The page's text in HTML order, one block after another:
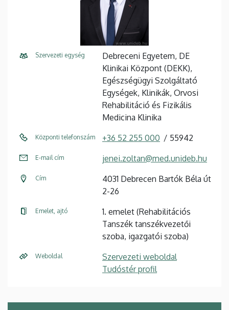
Szervezeti egység
Debreceni Egyetem, DE
Klinikai Központ (DEKK),
Egészségügyi Szolgáltató
Egységek, Klinikák, Orvosi
Rehabilitáció és Fizikális
Medicina Klinika
Központi telefonszám +36 52 255 000 55942
E-mail cím jenei.zoltan@med.unideb.hu
Cím
4031 Debrecen Bartók Béla út
2-26
Emelet, ajtó
1. emelet (Rehabilitációs
Tanszék tanszékvezetői
szoba, igazgatói szoba)
Weboldal
Szervezeti weboldal
Tudóstér profil